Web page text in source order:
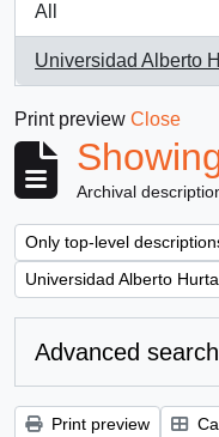
All
Universidad Alberto
, 1 results
Print preview Close
Archival
Remove filter:
Only top-level
Remove filter:
Universidad Alberto
Advanced
Print preview